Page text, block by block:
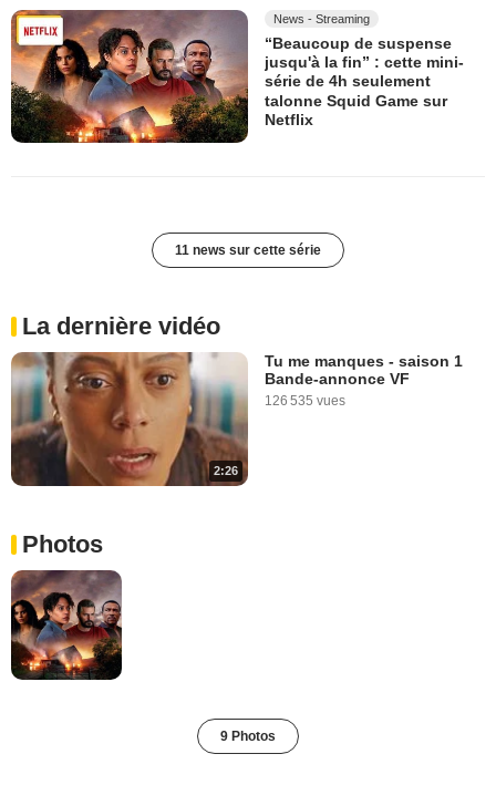
News - Streaming
“Beaucoup de suspense
jusqu'à la fin” : cette mini-
série de 4h seulement
talonne Squid Game sur
Netflix
11 news sur cette série
La dernière vidéo
2:26
Tu me manques - saison 1
Bande-annonce VF
126 535 vues
Photos
9 Photos